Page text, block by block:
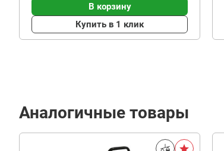
В корзину
Купить в 1 клик
Аналогичные товары